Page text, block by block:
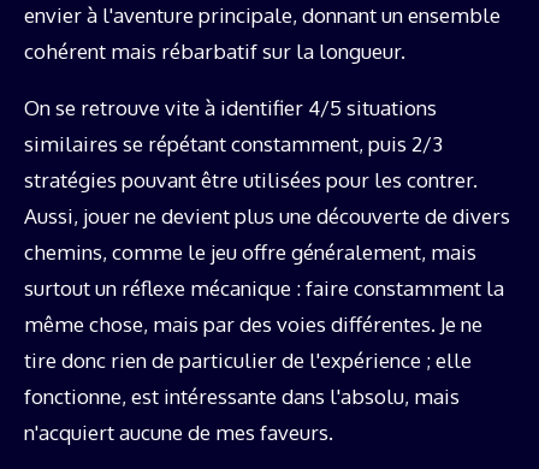
envier à l'aventure principale, donnant un ensemble
cohérent mais rébarbatif sur la longueur.
On se retrouve vite à identifier 4/5 situations
similaires se répétant constamment, puis 2/3
stratégies pouvant être utilisées pour les contrer.
Aussi, jouer ne devient plus une découverte de divers
chemins, comme le jeu offre généralement, mais
surtout un réflexe mécanique : faire constamment la
même chose, mais par des voies différentes. Je ne
tire donc rien de particulier de l'expérience ; elle
fonctionne, est intéressante dans l'absolu, mais
n'acquiert aucune de mes faveurs.